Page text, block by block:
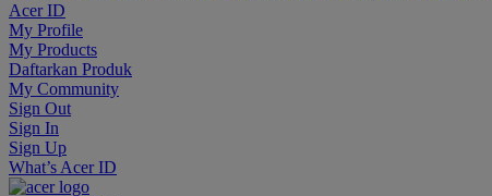
Acer ID
My Profile
My Products
Daftarkan Produk
My Community
Sign Out
Sign In
Sign Up
What’s Acer ID